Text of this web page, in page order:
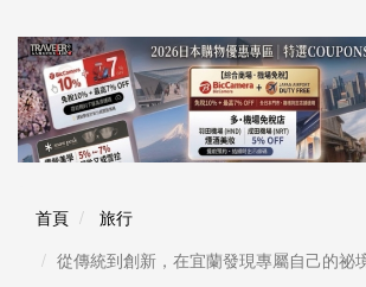
首頁
旅行
從傳統到創新，在宜蘭發現專屬自己的祕